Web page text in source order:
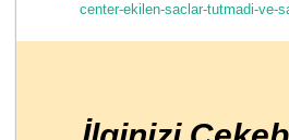
center-ekilen-saclar-tutmadi-ve-